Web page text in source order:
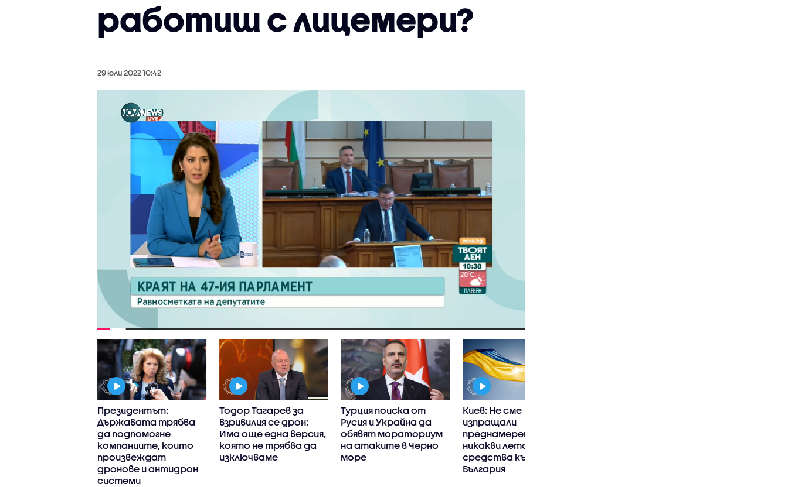
работиш с лицемери?
29 юли 2022 10:42
Президентът:
Държавата трябва
да подпомогне
компаниите, които
произвеждат
дронове и антидрон
системи
Тодор Тагарев за
взривилия се дрон:
Има още една версия,
която не трябва да
изключваме
Турция поиска от
Русия и Украйна да
обявят мораториум
на атаките в Черно
море
Киев: Не сме
изпращали
преднамерено
никакви летателни
средства към
България